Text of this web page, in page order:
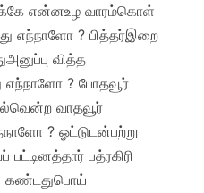
என்னஉழ வாரம்கொள்
எந்நாளோ ? பித்தர்இறை
வித்த
எந்நாளோ ? போதவூர்
வாதவூர்
? ஓட்டுடன்பற்று
பத்ரகிரி
கண்டதுபொய்